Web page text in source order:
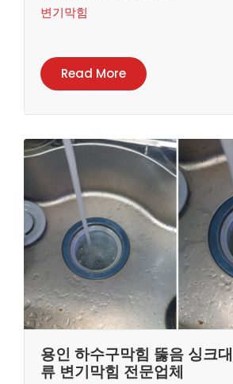
변기막힘
Read More
용인 하수구막힘 뚫음 싱크
류 변기막힘 전문업체